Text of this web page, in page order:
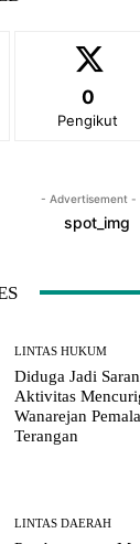
0
Pengikut
- Advertisement -
LINTAS HUKUM
Diduga Jadi
Aktivitas
Wanarejan
Terangan
LINTAS DAERAH